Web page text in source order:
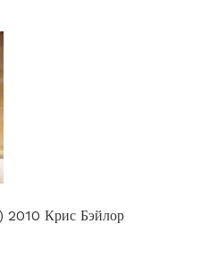
2010 Крис Бэйлор